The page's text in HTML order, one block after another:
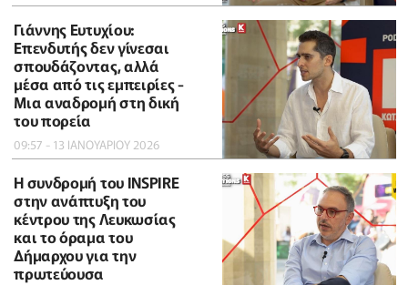
Γιάννης Ευτυχίου:
Επενδυτής δεν γίνεσαι
σπουδάζοντας, αλλά
μέσα από τις εμπειρίες -
Μια αναδρομή στη δική
του πορεία
09:57 - 13 ΙΑΝΟΥΑΡΙΟΥ 2026
Η συνδρομή του INSPIRE
στην ανάπτυξη του
κέντρου της Λευκωσίας
και το όραμα του
Δήμαρχου για την
πρωτεύουσα